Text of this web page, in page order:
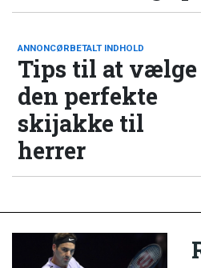
ANNONCØRBETALT INDHOLD
Tips til at vælge
den perfekte
skijakke til
herrer